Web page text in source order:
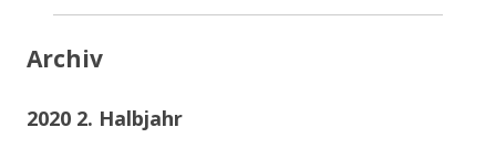
Archiv
2020 2. Halbjahr